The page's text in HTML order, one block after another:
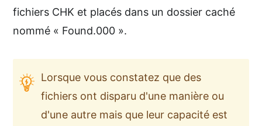
fichiers CHK et placés dans un dossier caché
nommé « Found.000 ».
Lorsque vous constatez que des
fichiers ont disparu d'une manière ou
d'une autre mais que leur capacité est